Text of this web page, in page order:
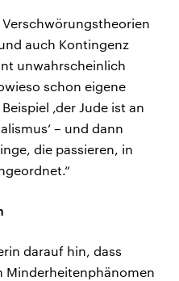
auch Kontingenz
unwahrscheinlich
schon eigene
‚der Jude ist an
– und dann
die passieren, in
darauf hin, dass
Minderheitenphänomen